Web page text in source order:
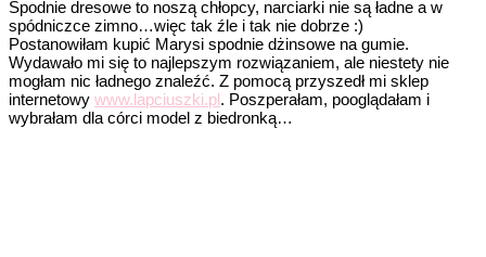
Spodnie dresowe to noszą chłopcy, narciarki nie są ładne a w
spódniczce zimno…więc tak źle i tak nie dobrze :)
Postanowiłam kupić Marysi spodnie dżinsowe na gumie.
Wydawało mi się to najlepszym rozwiązaniem, ale niestety nie
mogłam nic ładnego znaleźć. Z pomocą przyszedł mi sklep
internetowy www.lapciuszki.pl. Poszperałam, pooglądałam i
wybrałam dla córci model z biedronką…